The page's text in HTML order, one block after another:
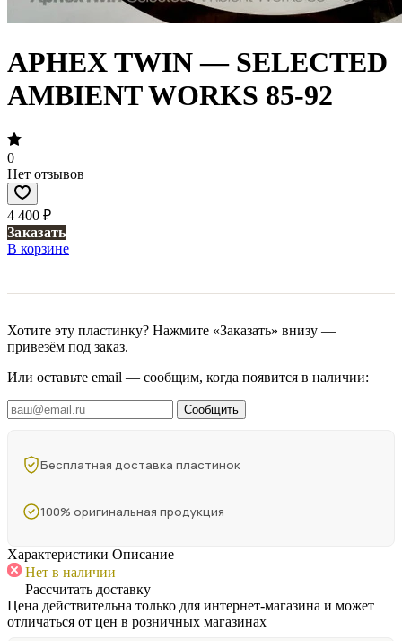
APHEX TWIN — SELECTED
AMBIENT WORKS 85-92
0
Нет отзывов
4 400 ₽
Заказать
В корзине
Хотите эту пластинку? Нажмите «Заказать» внизу —
привезём под заказ.
Или оставьте email — сообщим, когда появится в наличии:
Сообщить
Бесплатная доставка пластинок
100% оригинальная продукция
Характеристики Описание
Нет в наличии
Рассчитать доставку
Цена действительна только для интернет-магазина и может
отличаться от цен в розничных магазинах